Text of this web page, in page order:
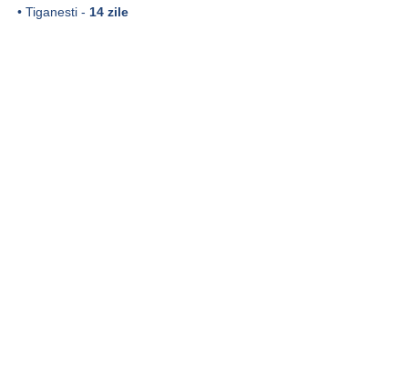
• Tiganesti - 14 zile